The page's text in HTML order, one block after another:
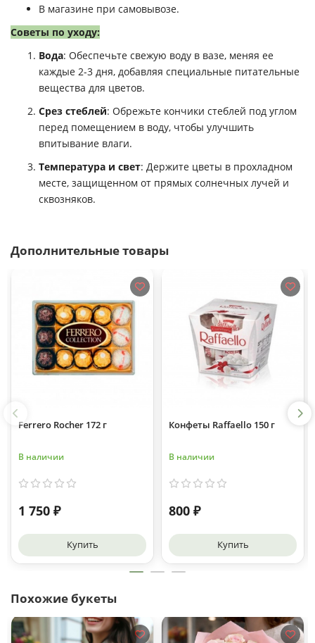
В магазине при самовывозе.
Советы по уходу:
Вода: Обеспечьте свежую воду в вазе, меняя ее
каждые 2-3 дня, добавляя специальные питательные
вещества для цветов.
Срез стеблей: Обрежьте кончики стеблей под углом
перед помещением в воду, чтобы улучшить
впитывание влаги.
Температура и свет: Держите цветы в прохладном
месте, защищенном от прямых солнечных лучей и
сквозняков.
Дополнительные товары
Ferrero Rocher 172 г
В наличии
1 750 ₽
Купить
Конфеты Raffaello 150 г
В наличии
800 ₽
Купить
Похожие букеты